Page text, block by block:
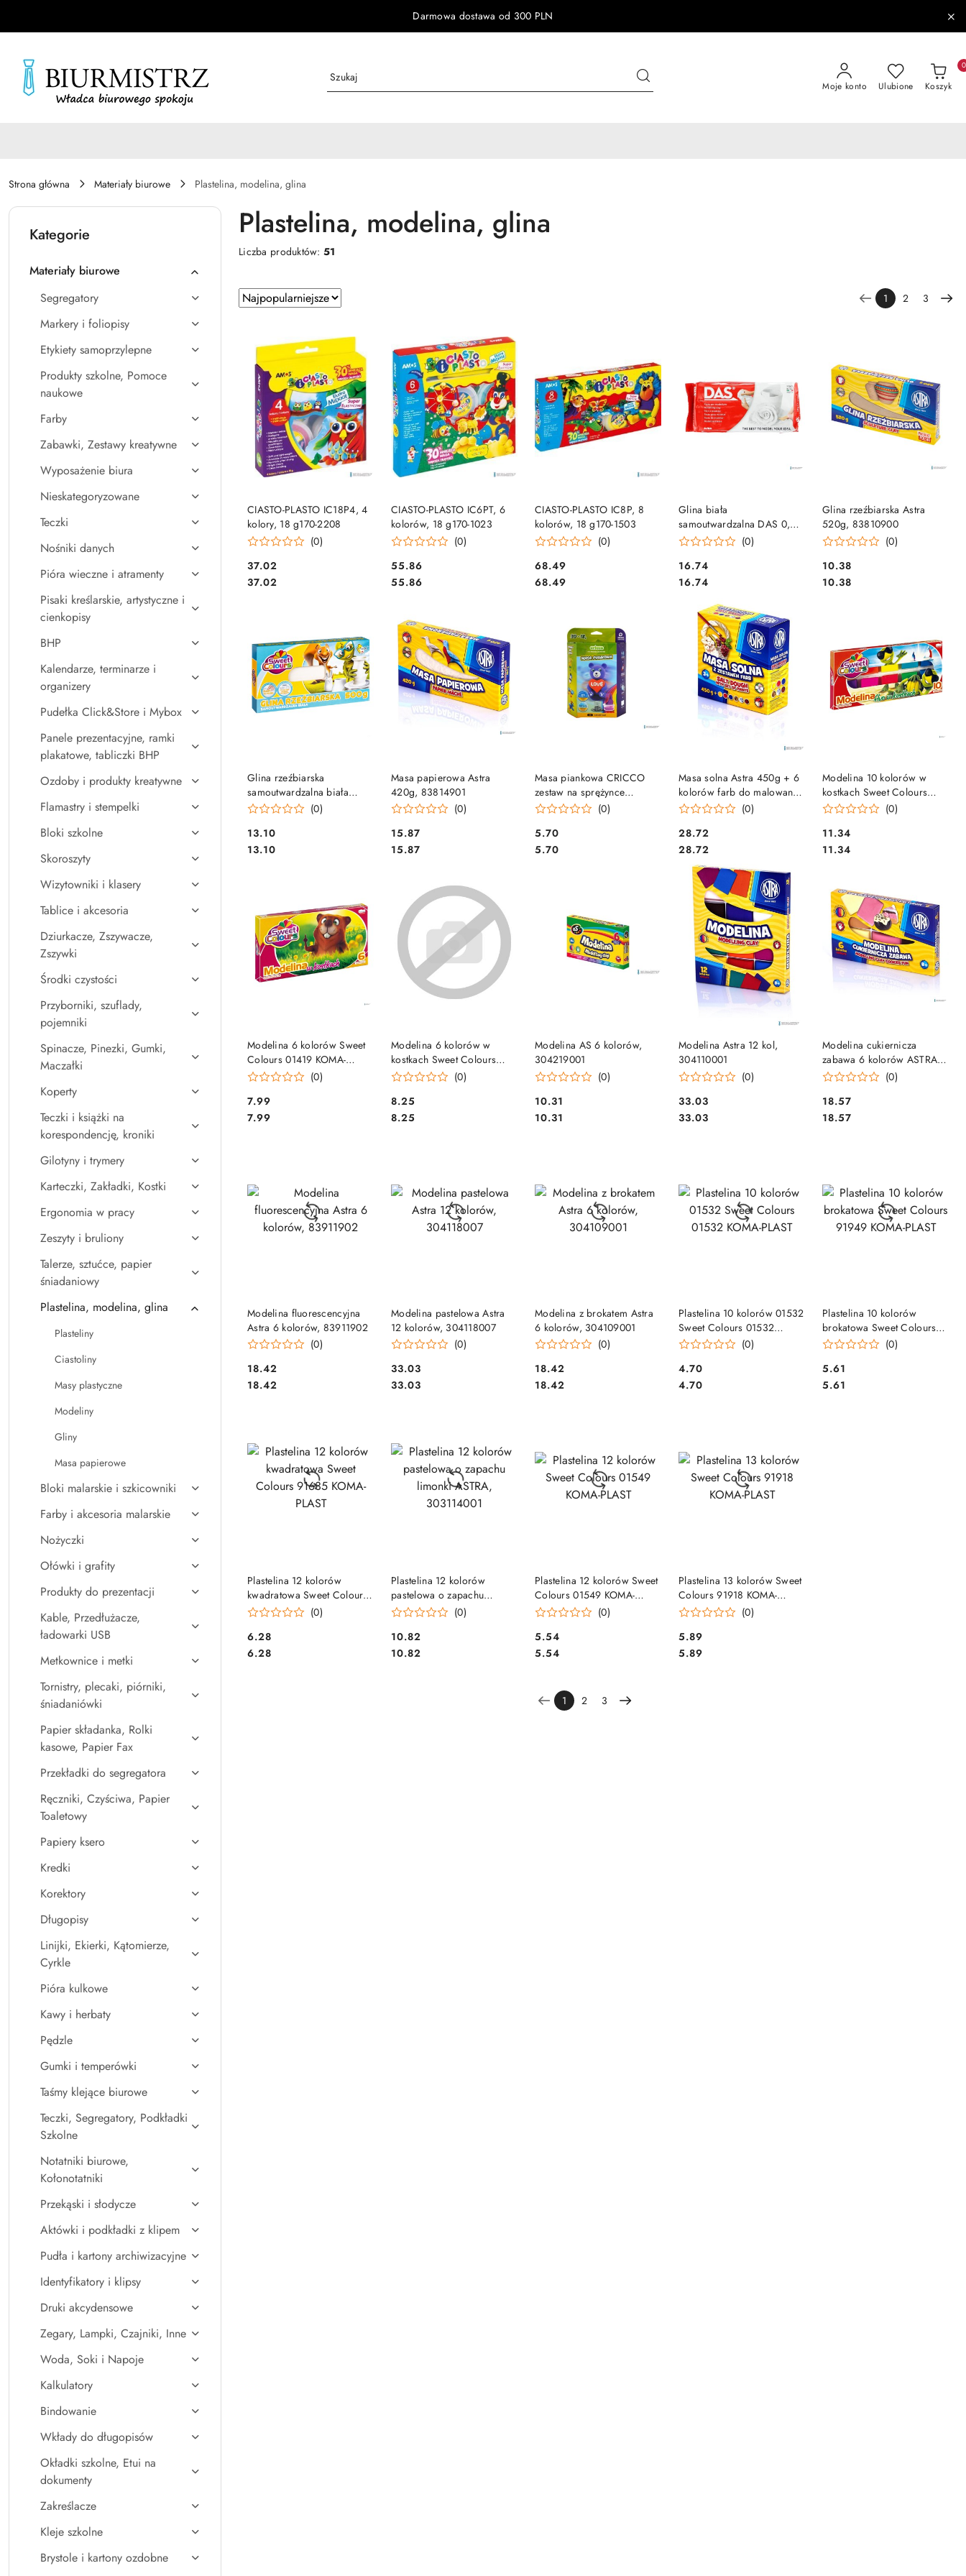
Darmowa dostawa od 300 PLN
Moje konto Ulubione Koszyk
0
Strona główna Materiały biurowe Plastelina, modelina, glina
Kategorie
Materiały biurowe
Segregatory
Markery i foliopisy
Etykiety samoprzylepne
Produkty szkolne, Pomoce
naukowe
Farby
Zabawki, Zestawy kreatywne
Wyposażenie biura
Nieskategoryzowane
Teczki
Nośniki danych
Pióra wieczne i atramenty
Pisaki kreślarskie, artystyczne i
cienkopisy
BHP
Kalendarze, terminarze i
organizery
Pudełka Click&Store i Mybox
Panele prezentacyjne, ramki
plakatowe, tabliczki BHP
Ozdoby i produkty kreatywne
Flamastry i stempelki
Bloki szkolne
Skoroszyty
Wizytowniki i klasery
Tablice i akcesoria
Dziurkacze, Zszywacze,
Zszywki
Środki czystości
Przyborniki, szuflady,
pojemniki
Spinacze, Pinezki, Gumki,
Maczałki
Koperty
Teczki i książki na
korespondencję, kroniki
Gilotyny i trymery
Karteczki, Zakładki, Kostki
Ergonomia w pracy
Zeszyty i bruliony
Talerze, sztućce, papier
śniadaniowy
Plastelina, modelina, glina
Plasteliny
Ciastoliny
Masy plastyczne
Modeliny
Gliny
Masa papierowe
Bloki malarskie i szkicowniki
Farby i akcesoria malarskie
Nożyczki
Ołówki i grafity
Produkty do prezentacji
Kable, Przedłużacze,
ładowarki USB
Metkownice i metki
Tornistry, plecaki, piórniki,
śniadaniówki
Papier składanka, Rolki
kasowe, Papier Fax
Przekładki do segregatora
Ręczniki, Czyściwa, Papier
Toaletowy
Papiery ksero
Kredki
Korektory
Długopisy
Linijki, Ekierki, Kątomierze,
Cyrkle
Pióra kulkowe
Kawy i herbaty
Pędzle
Gumki i temperówki
Taśmy klejące biurowe
Teczki, Segregatory, Podkładki
Szkolne
Notatniki biurowe,
Kołonotatniki
Przekąski i słodycze
Aktówki i podkładki z klipem
Pudła i kartony archiwizacyjne
Identyfikatory i klipsy
Druki akcydensowe
Zegary, Lampki, Czajniki, Inne
Woda, Soki i Napoje
Kalkulatory
Bindowanie
Wkłady do długopisów
Okładki szkolne, Etui na
dokumenty
Zakreślacze
Kleje szkolne
Brystole i kartony ozdobne
Plastelina, modelina, glina
Liczba produktów:51
Zastosowano
sortowanie:
Sortuj
według
1 2 3
CIASTO-PLASTO IC18P4, 4
kolory, 18 g170-2208
(0)
Cena:
37.02
Cena:
37.02
DO KOSZYKA
CIASTO-PLASTO IC6PT, 6
kolorów, 18 g170-1023
(0)
Cena:
55.86
Cena:
55.86
DO KOSZYKA
CIASTO-PLASTO IC8P, 8
kolorów, 18 g170-1503
(0)
Cena:
68.49
Cena:
68.49
DO KOSZYKA
Glina biała
samoutwardzalna DAS 0,5
kg, 364653 TITANUM
(0)
Cena:
16.74
Cena:
16.74
DO KOSZYKA
Glina rzeźbiarska Astra
520g, 83810900
(0)
Cena:
10.38
Cena:
10.38
DO KOSZYKA
Glina rzeźbiarska
samoutwardzalna biała
500g Sweet Colours 00584
(0)
Cena:
13.10
Cena:
13.10
DO KOSZYKA
Masa papierowa Astra
420g, 83814901
(0)
Cena:
15.87
Cena:
15.87
DO KOSZYKA
Masa piankowa CRICCO
zestaw na sprężynce
CR113LU SALE(0)
Cena:
5.70
Cena:
5.70
DO KOSZYKA
Masa solna Astra 450g + 6
kolorów farb do malowania,
324109001 . (0)
Cena:
28.72
Cena:
28.72
DO KOSZYKA
Modelina 10 kolorów w
kostkach Sweet Colours
90201 KOMA-PLAST
(0)
Cena:
11.34
Cena:
11.34
DO KOSZYKA
Modelina 6 kolorów Sweet
Colours 01419 KOMA-
PLAST
(0)
Cena:
7.99
Cena:
7.99
DO KOSZYKA
Modelina 6 kolorów w
kostkach Sweet Colours
90188 KOMA-PLAST
(0)
Cena:
8.25
Cena:
8.25
DO KOSZYKA
Modelina AS 6 kolorów,
304219001
(0)
Cena:
10.31
Cena:
10.31
DO KOSZYKA
Modelina Astra 12 kol,
304110001
(0)
Cena:
33.03
Cena:
33.03
DO KOSZYKA
Modelina cukiernicza
zabawa 6 kolorów ASTRA,
304114001
(0)
Cena:
18.57
Cena:
18.57
DO KOSZYKA
Modelina fluorescencyjna
Astra 6 kolorów, 83911902
(0)
Cena:
18.42
Cena:
18.42
DO KOSZYKA
Modelina pastelowa Astra
12 kolorów, 304118007
(0)
Cena:
33.03
Cena:
33.03
DO KOSZYKA
Modelina z brokatem Astra
6 kolorów, 304109001
(0)
Cena:
18.42
Cena:
18.42
DO KOSZYKA
Plastelina 10 kolorów 01532
Sweet Colours 01532
KOMA-PLAST (0)
Cena:
4.70
Cena:
4.70
DO KOSZYKA
Plastelina 10 kolorów
brokatowa Sweet Colours
91949 KOMA-PLAST
(0)
Cena:
5.61
Cena:
5.61
DO KOSZYKA
Plastelina 12 kolorów
kwadratowa Sweet Colours
91635 KOMA-PLAST
(0)
Cena:
6.28
Cena:
6.28
DO KOSZYKA
Plastelina 12 kolorów
pastelowa o zapachu
limonki ASTRA, 303114001
(0)
Cena:
10.82
Cena:
10.82
DO KOSZYKA
Plastelina 12 kolorów Sweet
Colours 01549 KOMA-
PLAST
(0)
Cena:
5.54
Cena:
5.54
DO KOSZYKA
Plastelina 13 kolorów Sweet
Colours 91918 KOMA-
PLAST
(0)
Cena:
5.89
Cena:
5.89
DO KOSZYKA
1 2 3